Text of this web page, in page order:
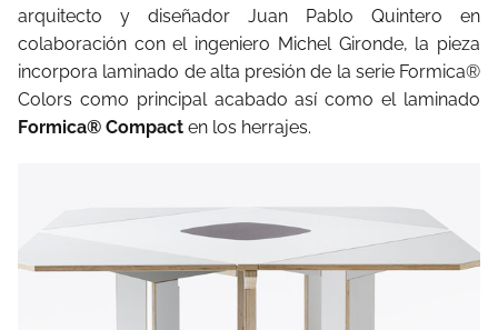
arquitecto y diseñador Juan Pablo Quintero en
colaboración con el ingeniero Michel Gironde, la pieza
incorpora laminado de alta presión de la serie Formica®
Colors como principal acabado así como el laminado
Formica® Compact en los herrajes.